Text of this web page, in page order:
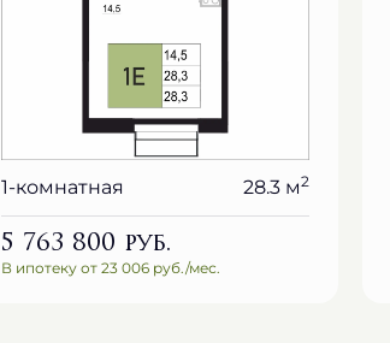
1-комнатная 28.3 м2
5 763 800 руб.
В ипотеку от 23 006 руб./мес.